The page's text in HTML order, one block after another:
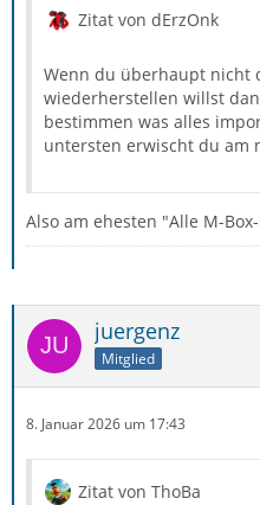
Zitat von dErzOnk
Wenn du überhaupt nicht
wiederherstellen willst
bestimmen was alles
untersten erwischt du am
Also am ehesten "Alle M-
juergenz
Mitglied
8. Januar 2026 um 17:43
Zitat von ThoBa